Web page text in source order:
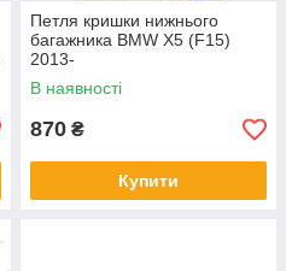
Петля кришки нижнього
багажника BMW X5 (F15)
2013-
В наявності
870 ₴
Купити